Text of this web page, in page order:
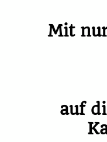
Mit
auf